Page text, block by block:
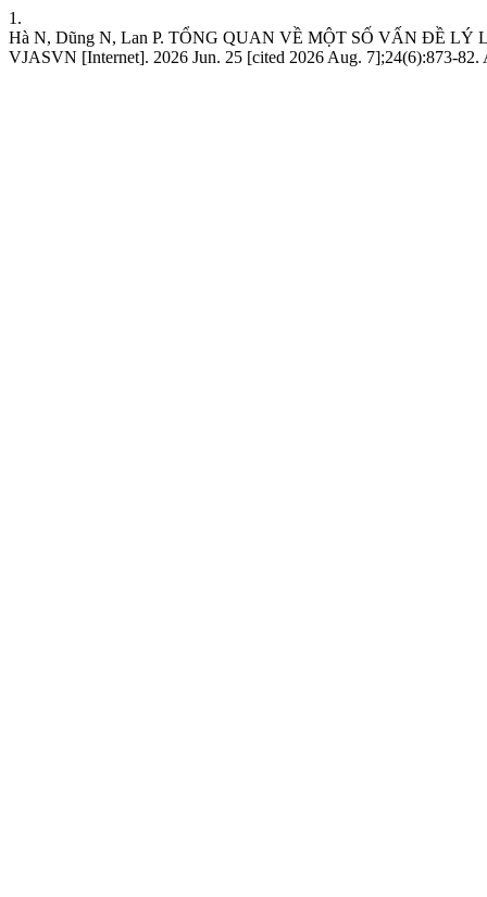
1.
Hà N, Dũng N, Lan P. TỔNG QUAN VỀ MỘT SỐ VẤN ĐỀ
VJASVN [Internet]. 2026 Jun. 25 [cited 2026 Aug. 7];24(6):873-